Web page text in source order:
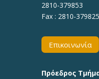
2810-379853
Fax : 2810-379825
Επικοινωνία
Πρόεδρος